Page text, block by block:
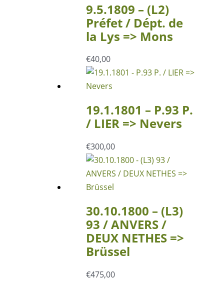
9.5.1809 – (L2)
Préfet / Dépt. de
la Lys => Mons
€40,00
19.1.1801 – P.93 P.
/ LIER => Nevers
€300,00
30.10.1800 – (L3)
93 / ANVERS /
DEUX NETHES =>
Brüssel
€475,00